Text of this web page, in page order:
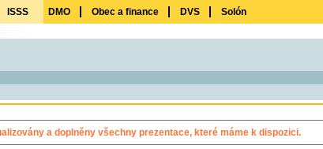
ISSS DMO Obec a finance DVS Solón
a doplněny všechny prezentace, které máme k dispozici.